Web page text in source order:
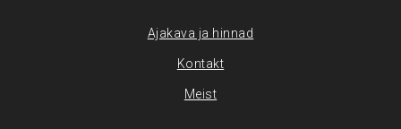
Ajakava ja hinnad
Kontakt
Meist